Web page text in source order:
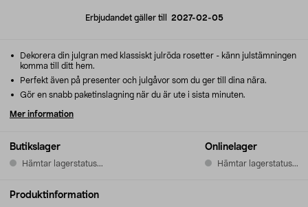
Erbjudandet gäller till 2027-02-05
Butikslager
Hämtar lagerstatus...
Onlinelager
Hämtar lagerstatus...
Dekorera din julgran med klassiskt julröda rosetter - känn julstämningen
komma till ditt hem.
Perfekt även på presenter och julgåvor som du ger till dina nära.
Gör en snabb paketinslagning när du är ute i sista minuten.
Mer information
Produktinformation